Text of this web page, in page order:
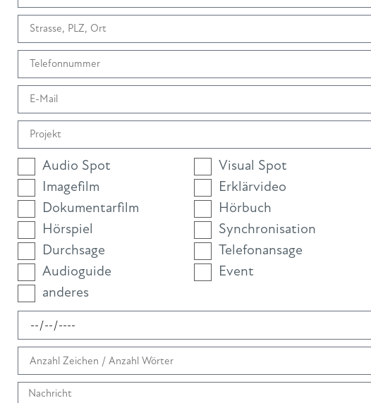
Audio Spot
Visual Spot
Imagefilm
Erklärvideo
Dokumentarfilm
Hörbuch
Hörspiel
Synchronisation
Durchsage
Telefonansage
Audioguide
Event
anderes